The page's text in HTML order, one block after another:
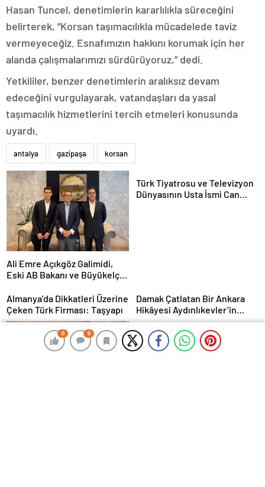
0 0
0 0
Hasan Tuncel, denetimlerin kararlılıkla süreceğini
belirterek, “Korsan taşımacılıkla mücadelede taviz
vermeyeceğiz. Esnafımızın hakkını korumak için her
alanda çalışmalarımızı sürdürüyoruz,” dedi.
Yetkililer, benzer denetimlerin aralıksız devam
edeceğini vurgulayarak, vatandaşları da yasal
taşımacılık hizmetlerini tercih etmeleri konusunda
uyardı.
antalya gazipaşa korsan
Ali Emre Açıkgöz Galimidi,
Eski AB Bakanı ve Büyükelçi
Geldi
Türk Tiyatrosu ve Televizyon
Dünyasının Usta İsmi Can
Almanya’da Dikkatleri Üzerine
Çeken Türk Firması: Taşyapı
Damak Çatlatan Bir Ankara
Hikâyesi Aydınlıkevler’in
Lezzet Durağı Urfa Damak
MasterChef Şampiyonu Eren
Kaşıkçı Evinde Ölü Bulundu!